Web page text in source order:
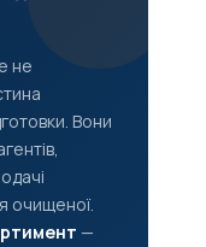
не
Вони
очищеної.
—